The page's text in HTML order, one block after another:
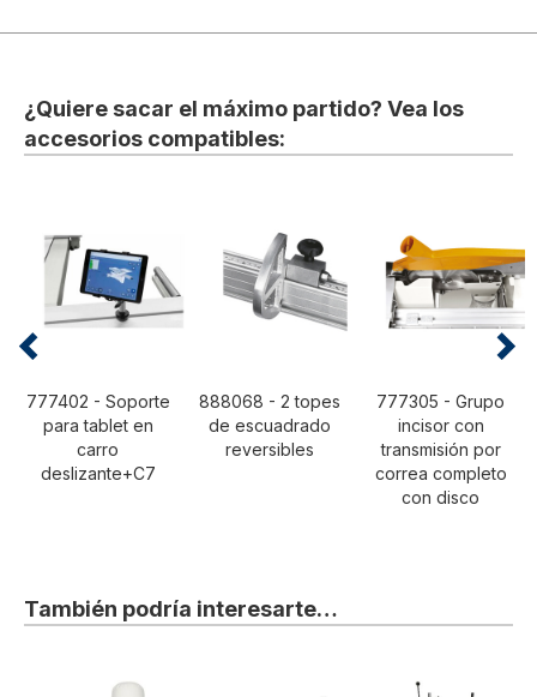
¿Quiere sacar el máximo partido? Vea los
accesorios compatibles:
777402 - Soporte
para tablet en
carro
deslizante+C7
888068 - 2 topes
de escuadrado
reversibles
777305 - Grupo
incisor con
transmisión por
correa completo
con disco
También podría interesarte…